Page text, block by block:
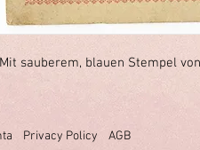
Mit sauberem, blauen Stempel
Privacy Policy AGB